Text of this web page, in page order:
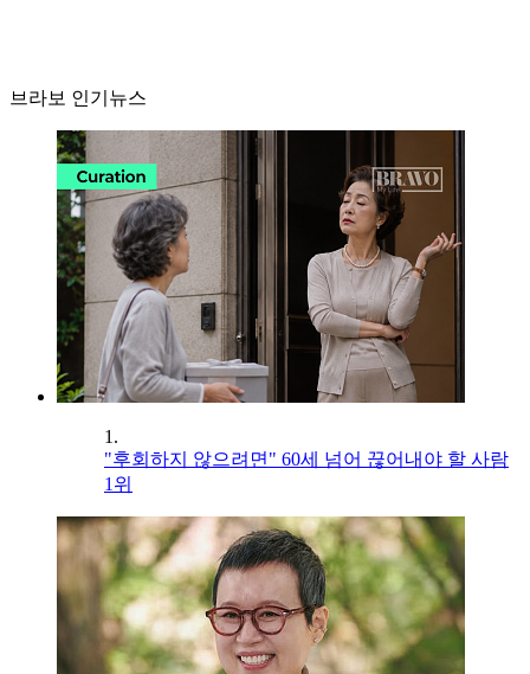
브라보 인기뉴스
1.
"후회하지 않으려면" 60세 넘어 끊어내야 할 사람
1위